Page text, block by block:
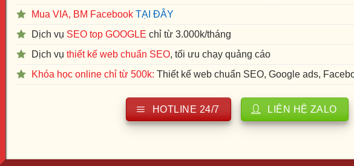
Có nên Cách xây dựng thương hiệu cá nhân trên MXH
Hiện nay, không thể phủ nhận lợi ích mà mạng xã hội đem lại cho [...]
Tìm hiểu về Kiến trúc thương hiệu
Một tập đoàn lớn không bao giờ chỉ có một công ty, một thương hiệu, [...]
Tất tần tật về Marketing tổng thể
Mua VIA, BM FacebookTẠI ĐÂY
Dịch vụ SEO top GOOGLE chỉ từ 3.000k/tháng
Dịch vụ thiết kế web chuẩn SEO, tối ưu chạy quảng cáo
Khóa học online chỉ từ 500k: Thiết kế web chuẩn SEO, Google ads,
HOTLINE 24/7 LIÊN HỆ ZALO